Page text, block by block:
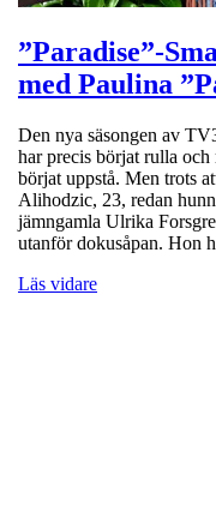
”Paradise”-
med Paulina
Den nya säsongen av
har precis börjat rulla och
börjat uppstå. Men trots
Alihodzic, 23, redan
jämngamla Ulrika
utanför dokusåpan. Hon
Läs vidare